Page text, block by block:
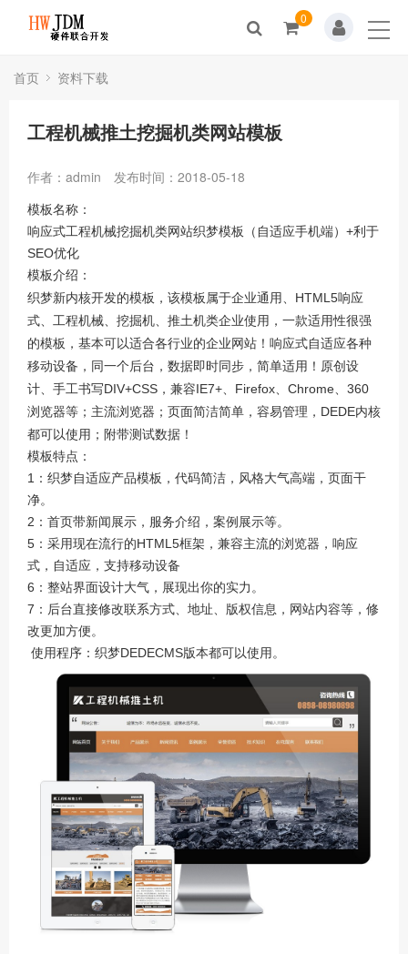
新闻动态
人才招聘
联系我们
0
首页 资料下载
工程机械推土挖掘机类网站模板
作者：admin 发布时间：2018-05-18
模板名称：
响应式工程机械挖掘机类网站织梦模板（自适应手机端）+利于
SEO优化
模板介绍：
织梦新内核开发的模板，该模板属于企业通用、HTML5响应
式、工程机械、挖掘机、推土机类企业使用，一款适用性很强
的模板，基本可以适合各行业的企业网站！响应式自适应各种
移动设备，同一个后台，数据即时同步，简单适用！原创设
计、手工书写DIV+CSS，兼容IE7+、Firefox、Chrome、360
浏览器等；主流浏览器；页面简洁简单，容易管理，DEDE内核
都可以使用；附带测试数据！
模板特点：
1：织梦自适应产品模板，代码简洁，风格大气高端，页面干
净。
2：首页带新闻展示，服务介绍，案例展示等。
5：采用现在流行的HTML5框架，兼容主流的浏览器，响应
式，自适应，支持移动设备
6：整站界面设计大气，展现出你的实力。
7：后台直接修改联系方式、地址、版权信息，网站内容等，修
改更加方便。
使用程序：织梦DEDECMS版本都可以使用。